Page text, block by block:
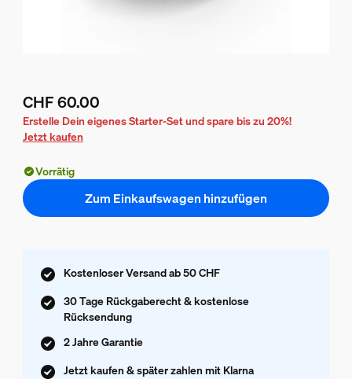
Aktueller Preis ist CHF 60.00
CHF 60.00
Erstelle Dein eigenes Starter-Set und spare bis zu 20%!
Jetzt kaufen
Vorrätig
Zum Einkaufswagen hinzufügen
Kostenloser Versand ab 50 CHF
30 Tage Rückgaberecht & kostenlose
Rücksendung
2 Jahre Garantie
Jetzt kaufen & später zahlen mit Klarna